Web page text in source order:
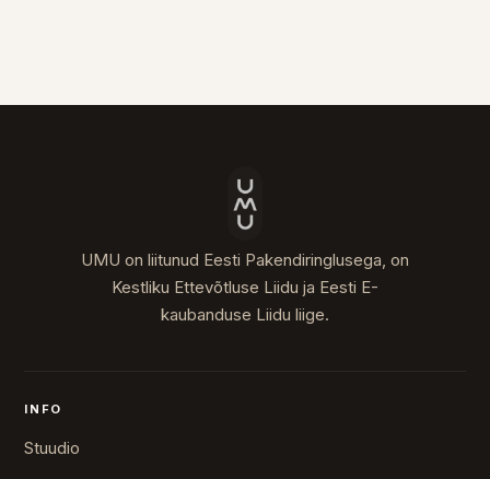
UMU on liitunud Eesti Pakendiringlusega, on
Kestliku Ettevõtluse Liidu ja Eesti E-
kaubanduse Liidu liige.
INFO
Stuudio